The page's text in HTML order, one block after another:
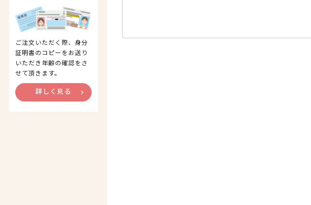
ご注文いただく際、身分
証明書のコピーをお送り
いただき年齢の確認をさ
せて頂きます。
詳しく見る